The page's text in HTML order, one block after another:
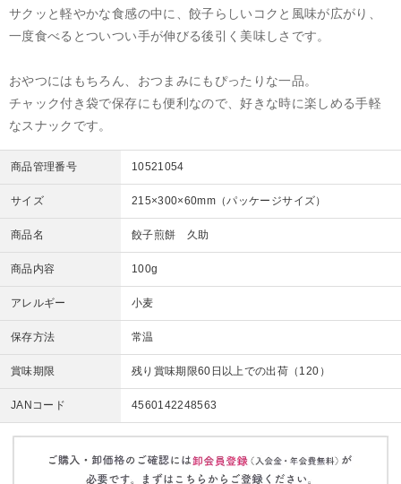
サクッと軽やかな食感の中に、餃子らしいコクと風味が広がり、
一度食べるとついつい手が伸びる後引く美味しさです。
おやつにはもちろん、おつまみにもぴったりな一品。
チャック付き袋で保存にも便利なので、好きな時に楽しめる手軽
なスナックです。
商品管理番号 10521054
サイズ 215×300×60mm（パッケージサイズ）
商品名 餃子煎餅 久助
商品内容 100g
アレルギー 小麦
保存方法 常温
賞味期限 残り賞味期限60日以上での出荷（120）
JANコード 4560142248563